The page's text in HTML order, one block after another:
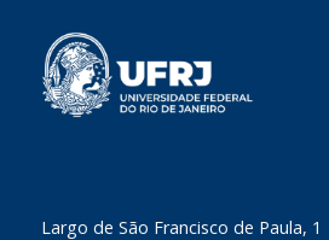
​Largo de São Francisco de Paula, 1